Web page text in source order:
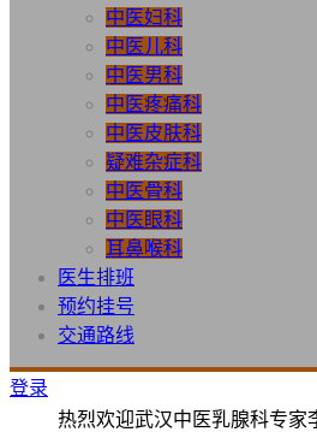
中医妇科
中医儿科
中医男科
中医疼痛科
中医皮肤科
疑难杂症科
中医骨科
中医眼科
耳鼻喉科
医生排班
预约挂号
交通路线
登录
热烈欢迎武汉中医乳腺科专家